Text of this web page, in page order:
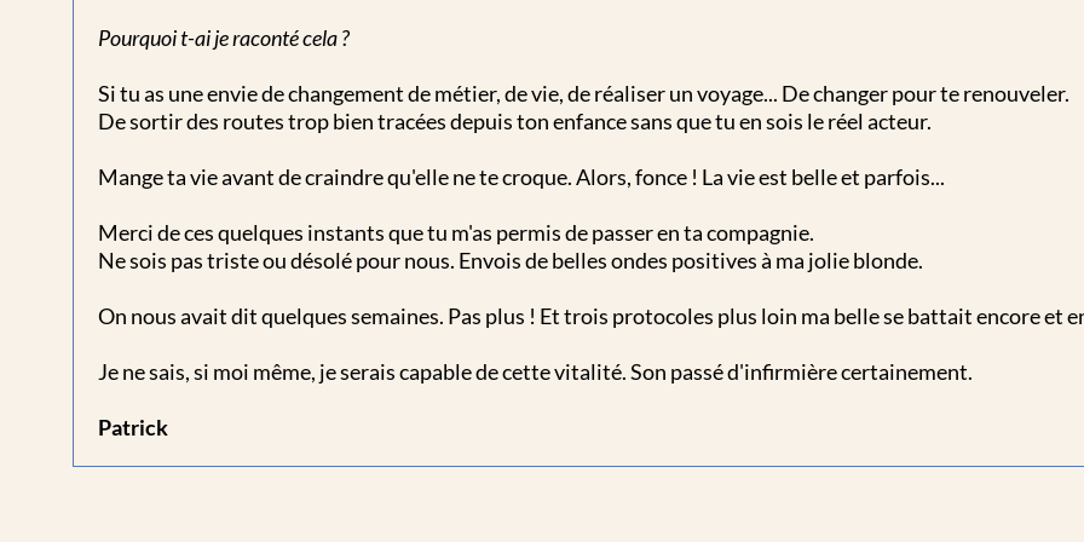
Pourquoi t-ai je raconté cela ?
Si tu as une envie de changement de métier, de vie, de réaliser un voyage... De changer pour te renouveler.
De sortir des routes trop bien tracées depuis ton enfance sans que tu en sois le réel acteur.
Mange ta vie avant de craindre qu'elle ne te croque. Alors, fonce ! La vie est belle et parfois...
Merci de ces quelques instants que tu m'as permis de passer en ta compagnie.
Ne sois pas triste ou désolé pour nous. Envois de belles ondes positives à ma jolie blonde.
On nous avait dit quelques semaines. Pas plus ! Et trois protocoles plus loin ma belle se battait encore et
Je ne sais, si moi même, je serais capable de cette vitalité. Son passé d'infirmière certainement.
Patrick